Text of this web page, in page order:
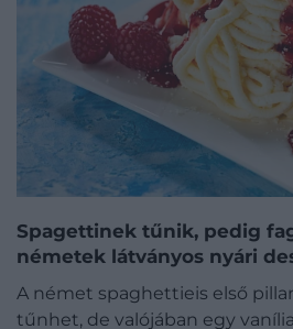
Spagettinek tűnik, pedig
németek látványos nyári
A német spaghettieis első
tűnhet, de valójában egy